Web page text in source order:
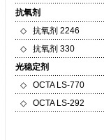
抗氧剂
◇
抗氧剂 2246
◇
抗氧剂 330
光稳定剂
◇
OCTA LS-770
◇
OCTA LS-292